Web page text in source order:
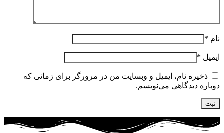
نام *
ایمیل *
ذخیره نام، ایمیل و وبسایت من در مرورگر برای زمانی که
دوباره دیدگاهی می‌نویسم.